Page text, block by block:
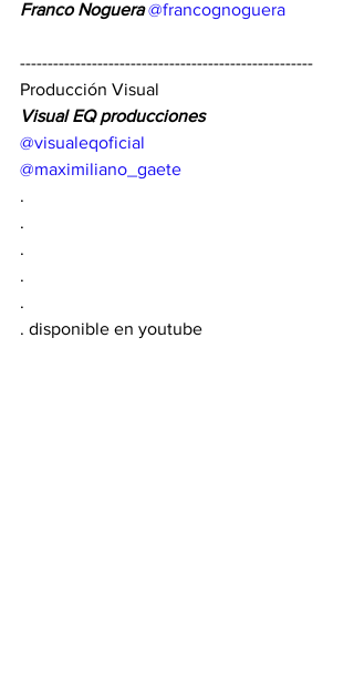
Franco Noguera @francognoguera
-----------------------------------------------------
Producción Visual
Visual EQ producciones
@visualeqoficial
@maximiliano_gaete
.
.
.
.
.
. disponible en youtube